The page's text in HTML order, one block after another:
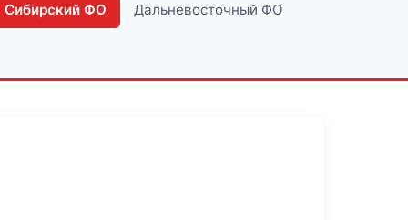
Сибирский ФО Дальневосточный ФО